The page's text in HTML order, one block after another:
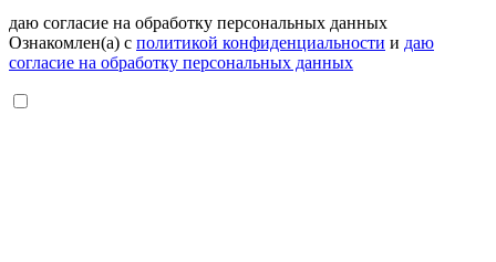
даю согласие на обработку персональных данных
Ознакомлен(а) с политикой конфиденциальности и даю
согласие на обработку персональных данных